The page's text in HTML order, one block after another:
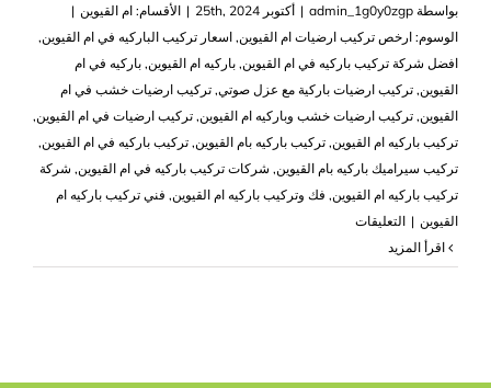
بواسطة admin_1g0y0zgp
| أكتوبر 25th, 2024 | الأقسام: ام القيوين |
الوسوم: ارخص تركيب ارضيات ام القيوين, اسعار تركيب الباركيه في ام القيوين,
افضل شركة تركيب باركيه في ام القيوين, باركيه ام القيوين, باركيه في ام
القيوين, تركيب ارضيات باركية مع عزل صوتي, تركيب ارضيات خشب في ام
القيوين, تركيب ارضيات خشب وباركيه ام القيوين, تركيب ارضيات في ام القيوين,
تركيب باركيه ام القيوين, تركيب باركيه بام القيوين, تركيب باركيه في ام القيوين,
تركيب سيراميك باركيه بام القيوين, شركات تركيب باركيه في ام القيوين, شركة
تركيب باركيه ام القيوين, فك وتركيب باركيه ام القيوين, فني تركيب باركيه ام
القيوين | التعليقاتعلى
تركيب